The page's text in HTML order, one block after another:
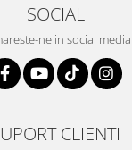
SOCIAL
ne in social media
CLIENTI